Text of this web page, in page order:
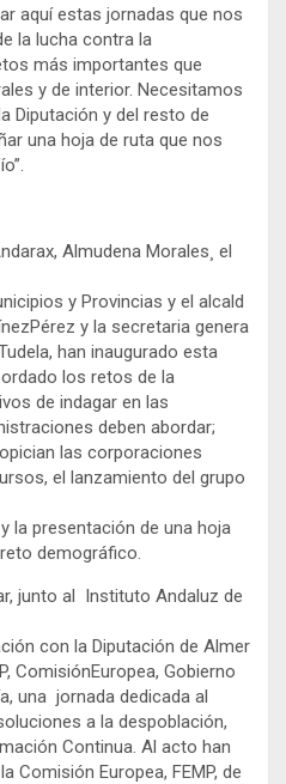
aquí estas jornadas que nos
la lucha contra la
más importantes que
y de interior. Necesitamos
Diputación y del resto de
una hoja de ruta que nos
Almudena Morales¸ el
y Provincias y el alcald
y la secretaria genera
han inaugurado esta
los retos de la
de indagar en las
deben abordar;
las corporaciones
el lanzamiento del grupo
la presentación de una hoja
demográfico.
junto al Instituto Andaluz de
con la Diputación de Almer
ComisiónEuropea, Gobierno
una jornada dedicada al
a la despoblación,
Continua. Al acto han
Comisión Europea, FEMP, de